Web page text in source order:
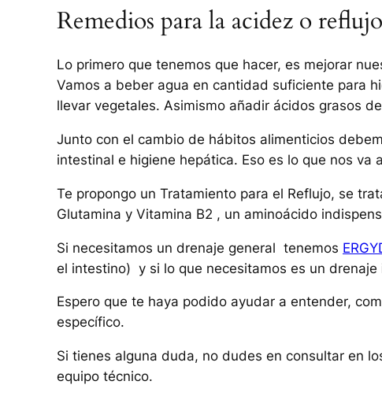
Remedios para la acidez o reflujo
Lo primero que tenemos que hacer, es mejorar
Vamos a beber agua en cantidad suficiente para
llevar vegetales. Asimismo añadir ácidos grasos
Junto con el cambio de hábitos alimenticios
intestinal e higiene hepática. Eso es lo que nos va
Te propongo un Tratamiento para el Reflujo, se
Glutamina y Vitamina B2 , un aminoácido
Si necesitamos un drenaje general tenemos
el intestino) y si lo que necesitamos es un
Espero que te haya podido ayudar a entender,
específico.
Si tienes alguna duda, no dudes en consultar en
equipo técnico.